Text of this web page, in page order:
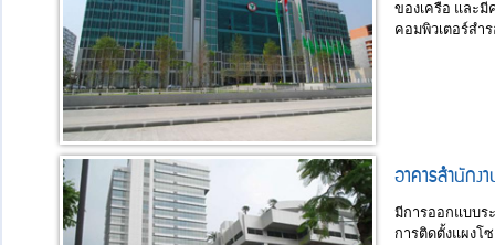
ของเครือ และ
คอมพิวเตอร์สำร
อาคารสำนัก
มีการออกแบบร
การติดตั้งแผงโ